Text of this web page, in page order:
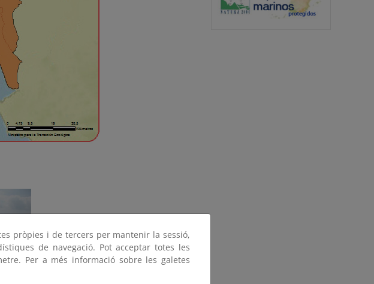
pròpies i de tercers per mantenir la sessió,
de navegació. Pot acceptar totes les
Per a més informació sobre les galetes